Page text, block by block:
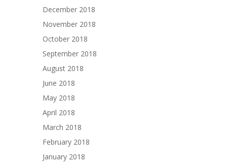
December 2018
November 2018
October 2018
September 2018
August 2018
June 2018
May 2018
April 2018
March 2018
February 2018
January 2018